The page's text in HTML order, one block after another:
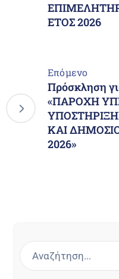
ΕΤΟΣ 2026
Επόμενο
Πρόσκληση
«ΠΑΡΟΧΗ
ΚΑΙ
2026»